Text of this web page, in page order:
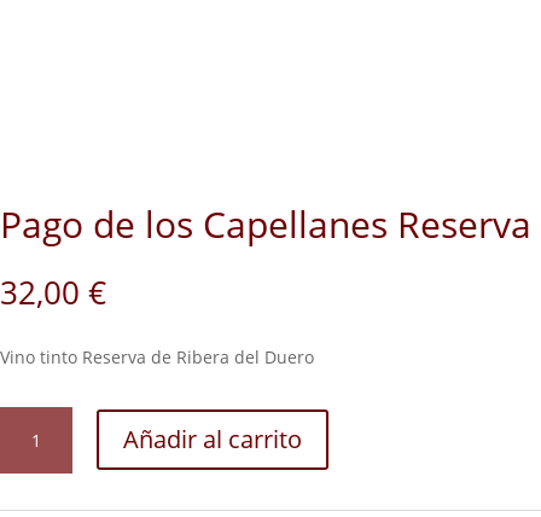
Pago de los Capellanes Reserva
32,00 €
Vino tinto Reserva de Ribera del Duero
los
Añadir al carrito